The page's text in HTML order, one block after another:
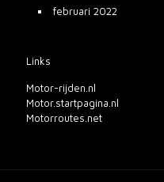
februari 2022
Links
Motor-rijden.nl
Motor.startpagina.nl
Motorroutes.net